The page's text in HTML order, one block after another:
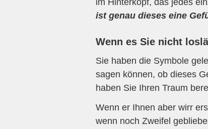
ist genau dieses eine
Wenn es Sie nicht
Sie haben die Symbole
sagen können, ob dieses
haben Sie Ihren Traum
Wenn er Ihnen aber wirr
wenn noch Zweifel